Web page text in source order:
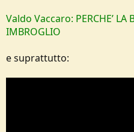
Valdo Vaccaro: PERCHE’ LA
IMBROGLIO
e suprattutto: